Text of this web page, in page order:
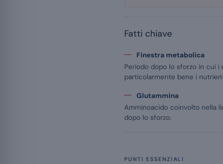
Fatti chiave
Finestra metabolica
Periodo dopo lo sforzo in cui i
particolarmente bene i
Glutammina
Amminoacido coinvolto nella
dopo lo sforzo.
PUNTI ESSENZIALI